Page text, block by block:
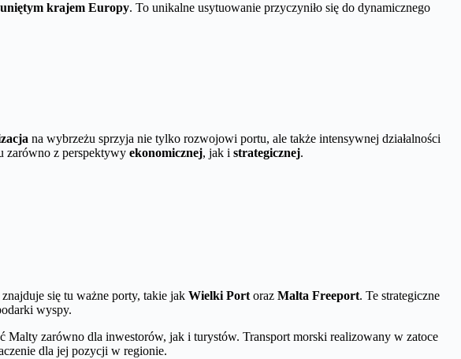
krajem Europy. To unikalne usytuowanie przyczyniło się do dynamicznego
na wybrzeżu sprzyja nie tylko rozwojowi portu, ale także intensywnej działalności
zarówno z perspektywy ekonomicznej, jak i strategicznej.
się tu ważne porty, takie jak Wielki Port oraz Malta Freeport. Te strategiczne
wyspy.
zarówno dla inwestorów, jak i turystów. Transport morski realizowany w zatoce
dla jej pozycji w regionie.